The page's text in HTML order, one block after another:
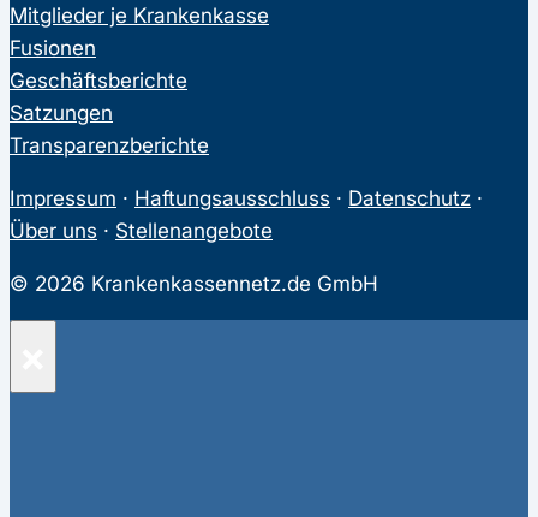
Mitglieder je Krankenkasse
Fusionen
Geschäftsberichte
Satzungen
Transparenzberichte
Impressum · Haftungsausschluss · Datenschutz ·
Über uns · Stellenangebote
© 2026 Krankenkassennetz.de GmbH